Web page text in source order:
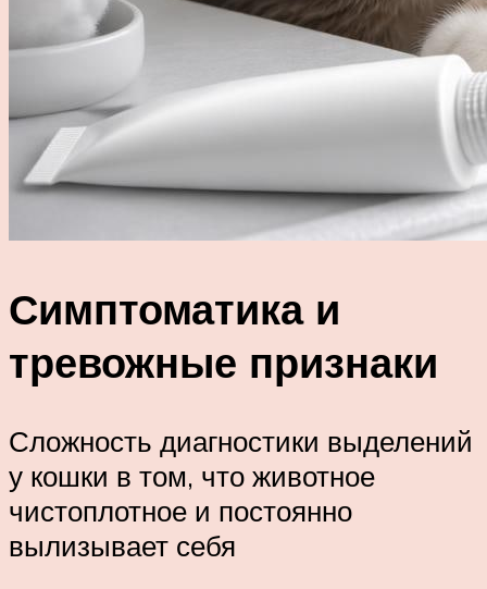
Симптоматика и
тревожные признаки
Сложность диагностики выделений
у кошки в том, что животное
чистоплотное и постоянно
вылизывает себя